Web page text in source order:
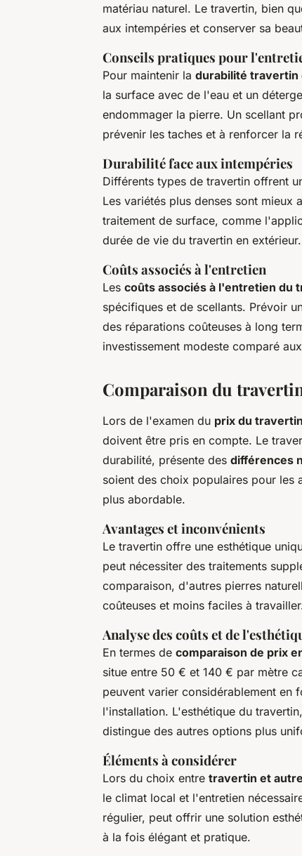
matériau naturel. Le travertin, bien
aux intempéries et conserver sa
Conseils pratiques pour
Pour maintenir la durabilité travertin
la surface avec de l'eau et un
endommager la pierre. Un scellant
prévenir les taches et à renforcer la
Durabilité face aux intempéries
Différents types de travertin offrent
Les variétés plus denses sont mieux
traitement de surface, comme
durée de vie du travertin en extérieur.
Coûts associés à l'entretien
Les coûts associés à l'entretien du
spécifiques et de scellants. Prévoir
des réparations coûteuses à long
investissement modeste comparé
Comparaison du
Lors de l'examen du prix du travertin
doivent être pris en compte. Le
durabilité, présente des différences
soient des choix populaires pour les
plus abordable.
Avantages et inconvénients
Le travertin offre une esthétique
peut nécessiter des traitements
comparaison, d'autres pierres
coûteuses et moins faciles à
Analyse des coûts et de
En termes de comparaison de prix
situe entre 50 € et 140 € par mètre
peuvent varier considérablement
l'installation. L'esthétique du
distingue des autres options plus
Éléments à considérer
Lors du choix entre travertin et
le climat local et l'entretien
régulier, peut offrir une solution
à la fois élégant et pratique.